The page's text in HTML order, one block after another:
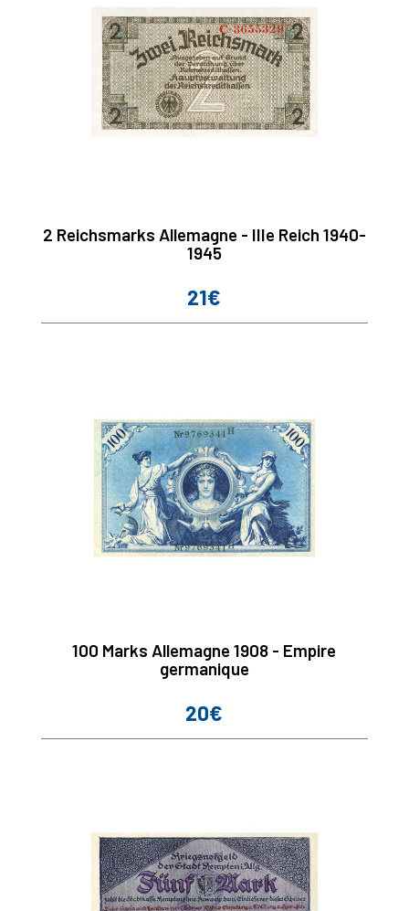
2 Reichsmarks Allemagne - IIIe Reich 1940-
1945
Prix
21€
100 Marks Allemagne 1908 - Empire
germanique
Prix
20€